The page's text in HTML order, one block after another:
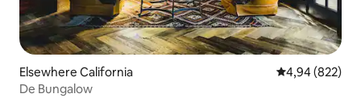
Elsewhere California Gemiddelde
4,94 (822)
De Bungalow